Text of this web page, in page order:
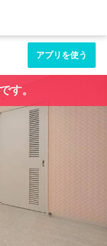
アプリを使う
す。